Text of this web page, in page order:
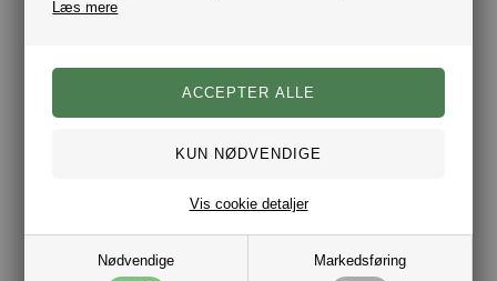
Læs mere
Nødvendige Markedsføring
Vis cookie detaljer
Secrid kortholdere er udført i den bedste kvalitet og det vil
Secrid gerne understrege ved at tilbyde +1 års ekstra garanti
hvis du registrere din kortholder